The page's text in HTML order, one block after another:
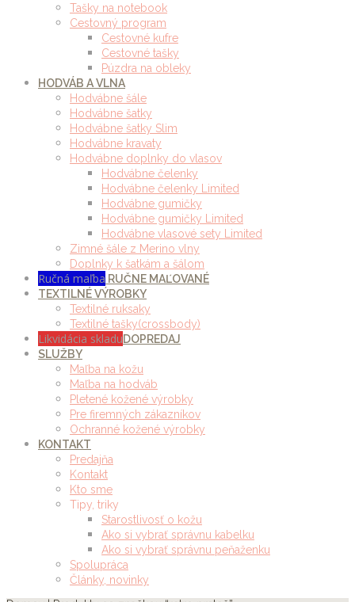
Tašky na notebook
Cestovný program
Cestovné kufre
Cestovné tašky
Púzdra na obleky
HODVÁB A VLNA
Hodvábne šále
Hodvábne šatky
Hodvábne šatky Slim
Hodvábne kravaty
Hodvábne doplnky do vlasov
Hodvábne čelenky
Hodvábne čelenky Limited
Hodvábne gumičky
Hodvábne gumičky Limited
Hodvábne vlasové sety Limited
Zimné šále z Merino vlny
Doplnky k šatkám a šálom
Ručná maľba RUČNE MAĽOVANÉ
TEXTILNÉ VÝROBKY
Textilné ruksaky
Textilné tašky(crossbody)
Likvidácia skladuDOPREDAJ
SLUŽBY
Maľba na kožu
Maľba na hodváb
Pletené kožené výrobky
Pre firemných zákazníkov
Ochranné kožené výrobky
KONTAKT
Predajňa
Kontakt
Kto sme
Tipy, triky
Starostlivosť o kožu
Ako si vybrať správnu kabelku
Ako si vybrať správnu peňaženku
Spolupráca
Články, novinky